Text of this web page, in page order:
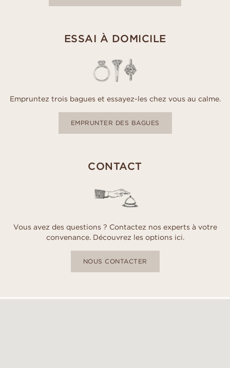
ESSAI À DOMICILE
Empruntez trois bagues et essayez-les chez vous au calme.
EMPRUNTER DES BAGUES
CONTACT
Vous avez des questions ? Contactez nos experts à votre
convenance. Découvrez les options ici.
NOUS CONTACTER